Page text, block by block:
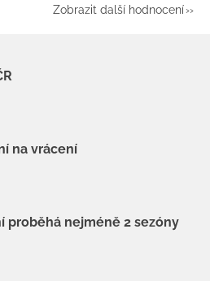
Zobrazit další hodnocení
na vrácení
proběhá nejméně 2 sezóny